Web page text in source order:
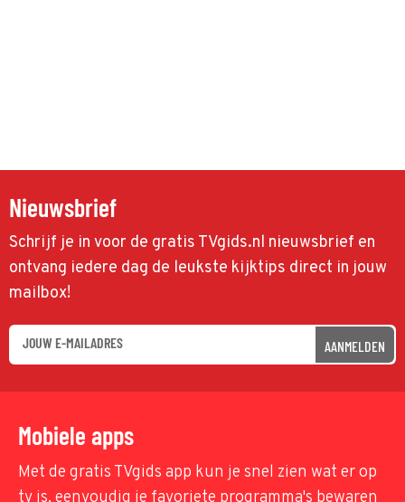
Nieuwsbrief
Schrijf je in voor de gratis TVgids.nl nieuwsbrief en
ontvang iedere dag de leukste kijktips direct in jouw
mailbox!
AANMELDEN
Mobiele apps
Met de gratis TVgids app kun je snel zien wat er op